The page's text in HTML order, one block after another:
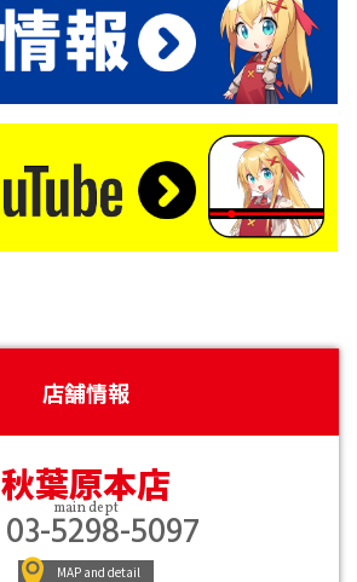
店舗情報
秋葉原本店
main dept
03-5298-5097
MAP and detail